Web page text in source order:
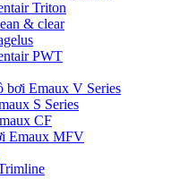
Triton
& clear
PWT
bơi Emaux V Series
S Series
CF
Emaux MFV